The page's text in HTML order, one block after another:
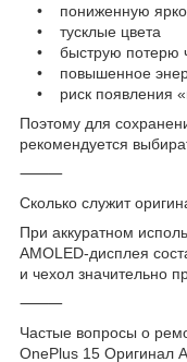
• пониженную
• тусклые цвета
• быструю потерю
• повышенное
• риск появления
Поэтому для
рекомендуется
⸻
Сколько служит
При аккуратном
AMOLED-дисплея
и чехол значительно
⸻
Частые вопросы о
OnePlus 15 Оригинал